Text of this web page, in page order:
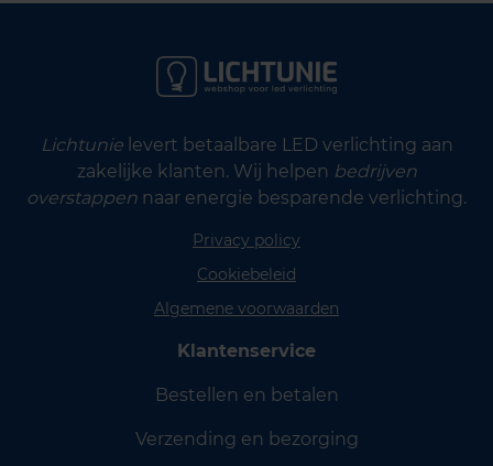
Lichtunielevert betaalbare LED verlichting aan
zakelijke klanten. Wij helpen bedrijven
overstappen naar energie besparende verlichting.
Privacy policy
Cookiebeleid
Algemene voorwaarden
Klantenservice
Bestellen en betalen
Verzending en bezorging